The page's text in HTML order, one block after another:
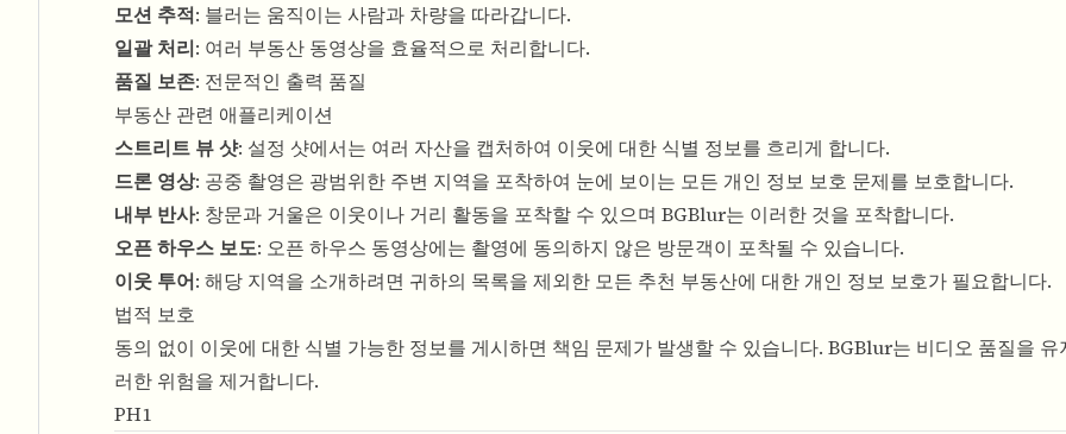
모션 추적: 블러는 움직이는 사람과 차량을 따라갑니다.
일괄 처리: 여러 부동산 동영상을 효율적으로 처리합니다.
품질 보존: 전문적인 출력 품질
부동산 관련 애플리케이션
스트리트 뷰 샷: 설정 샷에서는 여러 자산을 캡처하여 이웃에 대한 식별 정보를 흐리게 합니다.
드론 영상: 공중 ​​촬영은 광범위한 주변 지역을 포착하여 눈에 보이는 모든 개인 정보 보호 문제를 보호합니다.
내부 반사: 창문과 거울은 이웃이나 거리 활동을 포착할 수 있으며 BGBlur는 이러한 것을 포착합니다.
오픈 하우스 보도: 오픈 하우스 동영상에는 촬영에 동의하지 않은 방문객이 포착될 수 있습니다.
이웃 투어: 해당 지역을 소개하려면 귀하의 목록을 제외한 모든 추천 부동산에 대한 개인 정보 보호가 필요합니다.
법적 보호
동의 없이 이웃에 대한 식별 가능한 정보를 게시하면 책임 문제가 발생할 수 있습니다. BGBlur는 비디오 품질을 유
러한 위험을 제거합니다.
PH1